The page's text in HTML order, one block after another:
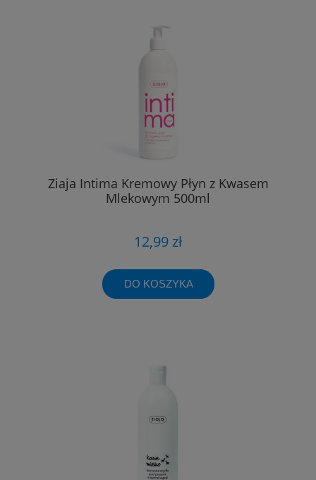
Ziaja Intima Kremowy Płyn z Kwasem
Mlekowym 500ml
12,99 zł
DO KOSZYKA